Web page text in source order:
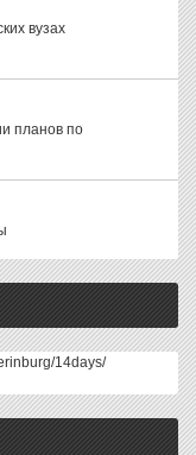
вузах
планов по
14days/